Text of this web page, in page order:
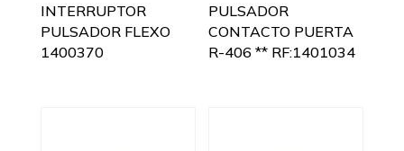
INTERRUPTOR
PULSADOR FLEXO
1400370
PULSADOR
CONTACTO PUERTA
R-406 ** RF:1401034